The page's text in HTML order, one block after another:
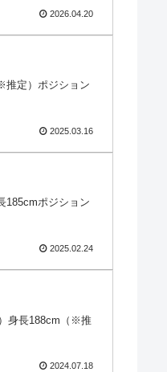
2026.04.20
推定）ポジション
2025.03.16
185cmポジション
2025.02.24
身長188cm（※推
2024.07.18